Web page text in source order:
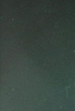
Подразделения
тактическое
технике
теробороны в